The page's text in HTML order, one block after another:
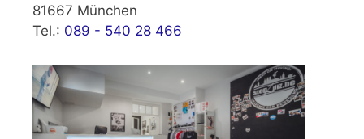
81667 München
Tel.: 089 - 540 28 466